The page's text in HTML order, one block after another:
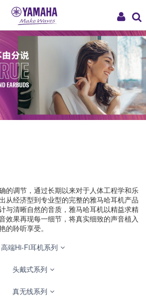
My
的调节，通过长期以来对于人体工程学和乐
从经济型到专业型的完整的雅马哈耳机产品
与清晰自然的音质，雅马哈耳机以精益求精
效果再现每一细节，将真实细致的声音植入
的聆听享受。
高端Hi-Fi耳机系列
头戴式系列
真无线系列